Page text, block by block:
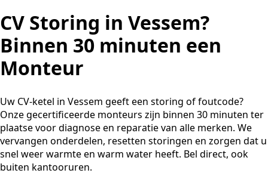
CV Storing in Vessem?
Binnen 30 minuten een
Monteur
Uw CV-ketel in Vessem geeft een storing of foutcode?
Onze gecertificeerde monteurs zijn binnen 30 minuten ter
plaatse voor diagnose en reparatie van alle merken. We
vervangen onderdelen, resetten storingen en zorgen dat u
snel weer warmte en warm water heeft. Bel direct, ook
buiten kantooruren.